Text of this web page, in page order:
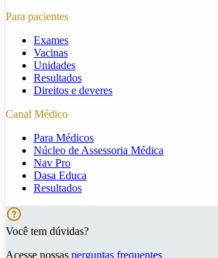
Para pacientes
Exames
Vacinas
Unidades
Resultados
Direitos e deveres
Canal Médico
Para Médicos
Núcleo de Assessoria Médica
Nav Pro
Dasa Educa
Resultados
Você tem dúvidas?
Acesse nossas perguntas frequentes